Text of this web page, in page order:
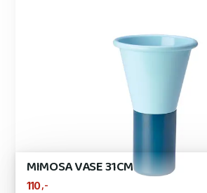
MIMOSA VASE 31CM
110 ,-